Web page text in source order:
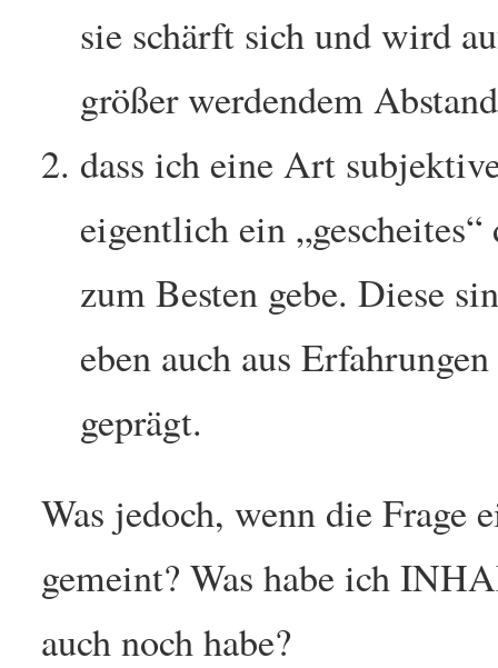
sie schärft sich und wird
größer werdendem
dass ich eine Art
eigentlich ein
zum Besten gebe. Diese
eben auch aus
geprägt.
Was jedoch, wenn die
gemeint? Was habe ich
auch noch habe?